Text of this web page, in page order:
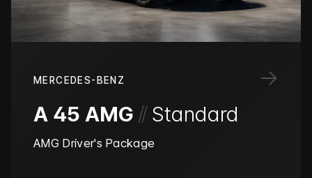
→
MERCEDES-BENZ
A 45 AMG // Standard
AMG Driver's Package